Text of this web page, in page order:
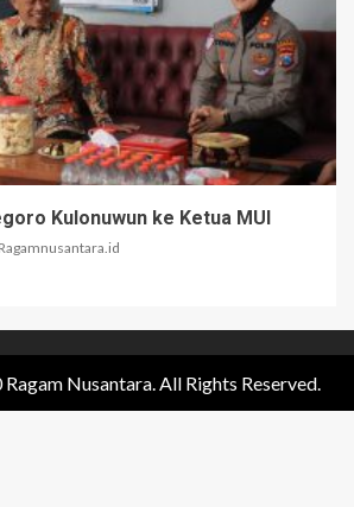
Kulonuwun ke Ketua MUI
Ragamnusantara.id
Nusantara. All Rights Reserved.